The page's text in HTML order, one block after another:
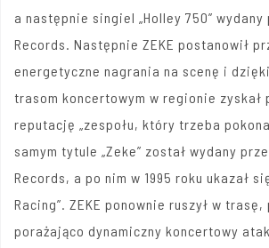
a następnie singiel „Holley 750” wydany
Records. Następnie ZEKE postanowił
energetyczne nagrania na scenę i
trasom koncertowym w regionie zyskał
reputację „zespołu, który trzeba
samym tytule „Zeke” został wydany
Records, a po nim w 1995 roku ukazał
Racing”. ZEKE ponownie ruszył w
porażająco dynamiczny koncertowy